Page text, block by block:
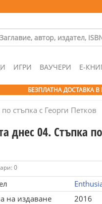
ИГРИ ВАУЧЕРИ Е-
БЕЗПЛАТНА ДОСТАВКА
стъпка с Георги Петков
днес 04. Стъпка
0
на издаване
2016